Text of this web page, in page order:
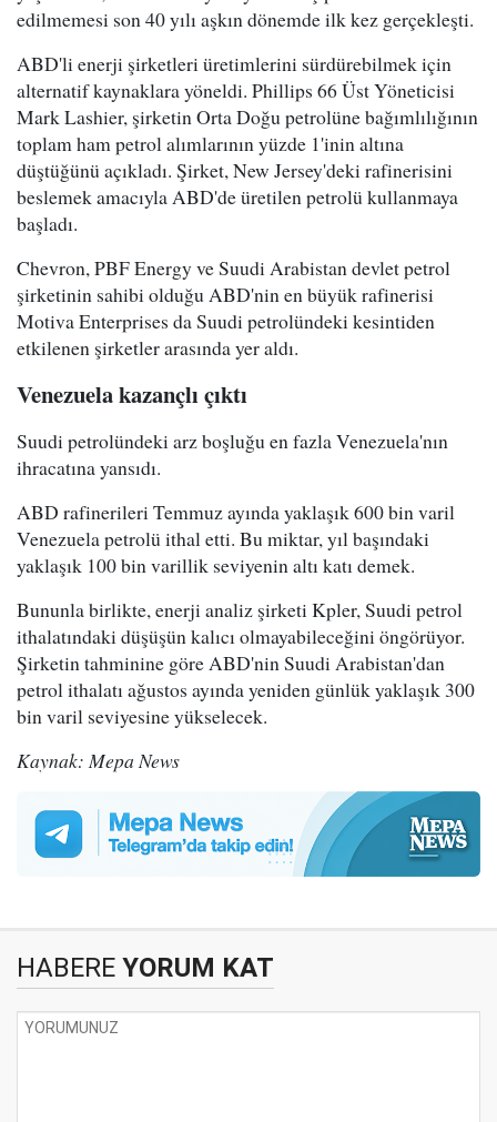
edilmemesi son 40 yılı aşkın dönemde ilk kez gerçekleşti.
ABD'li enerji şirketleri üretimlerini sürdürebilmek için
alternatif kaynaklara yöneldi. Phillips 66 Üst Yöneticisi
Mark Lashier, şirketin Orta Doğu petrolüne bağımlılığının
toplam ham petrol alımlarının yüzde 1'inin altına
düştüğünü açıkladı. Şirket, New Jersey'deki rafinerisini
beslemek amacıyla ABD'de üretilen petrolü kullanmaya
başladı.
Chevron, PBF Energy ve Suudi Arabistan devlet petrol
şirketinin sahibi olduğu ABD'nin en büyük rafinerisi
Motiva Enterprises da Suudi petrolündeki kesintiden
etkilenen şirketler arasında yer aldı.
Venezuela kazançlı çıktı
Suudi petrolündeki arz boşluğu en fazla Venezuela'nın
ihracatına yansıdı.
ABD rafinerileri Temmuz ayında yaklaşık 600 bin varil
Venezuela petrolü ithal etti. Bu miktar, yıl başındaki
yaklaşık 100 bin varillik seviyenin altı katı demek.
Bununla birlikte, enerji analiz şirketi Kpler, Suudi petrol
ithalatındaki düşüşün kalıcı olmayabileceğini öngörüyor.
Şirketin tahminine göre ABD'nin Suudi Arabistan'dan
petrol ithalatı ağustos ayında yeniden günlük yaklaşık 300
bin varil seviyesine yükselecek.
Kaynak: Mepa News
HABERE YORUM KAT